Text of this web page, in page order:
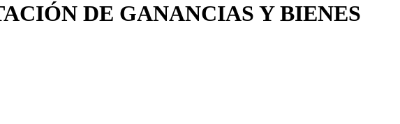
DE GANANCIAS Y BIENES